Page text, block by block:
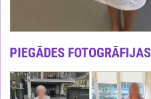
PIEGĀDES FOTOGRĀFIJAS